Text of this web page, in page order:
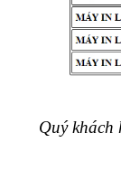
Quý khách